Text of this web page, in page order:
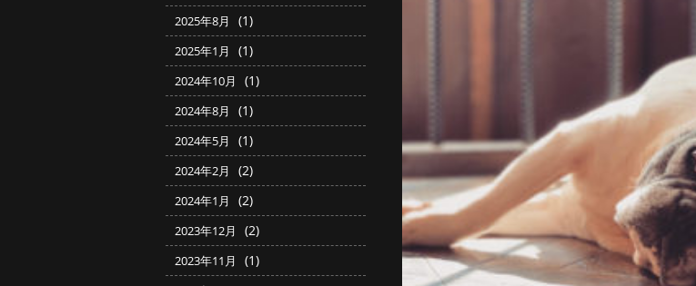
2025年8月 (1)
2025年1月 (1)
2024年10月 (1)
2024年8月 (1)
2024年5月 (1)
2024年2月 (2)
2024年1月 (2)
2023年12月 (2)
2023年11月 (1)